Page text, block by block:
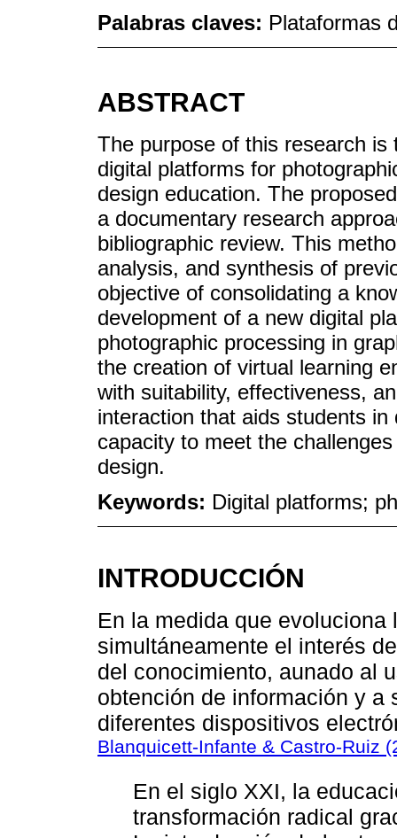
Palabras claves: Plataformas
ABSTRACT
The purpose of this research
digital platforms for
design education. The
a documentary research
bibliographic review. This
analysis, and synthesis of
objective of consolidating a
development of a new digital
photographic processing in
the creation of virtual learning
with suitability, effectiveness,
interaction that aids students
capacity to meet the
design.
Keywords: Digital platforms;
INTRODUCCIÓN
En la medida que
simultáneamente el interés
del conocimiento, aunado al
obtención de información y a
diferentes dispositivos
Blanquicett-Infante & Castro-Ruiz
En el siglo XXI, la
transformación radical